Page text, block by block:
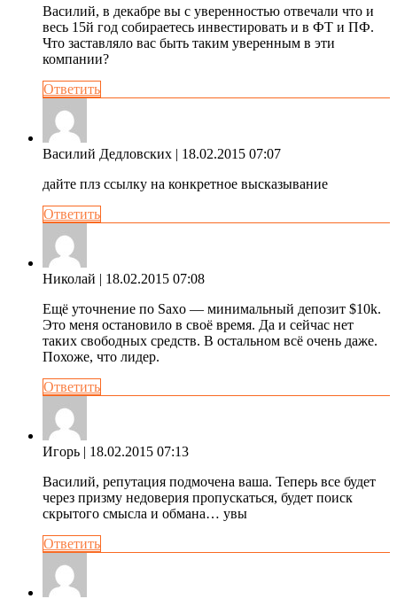
Василий, в декабре вы с уверенностью отвечали что и
весь 15й год собираетесь инвестировать и в ФТ и ПФ.
Что заставляло вас быть таким уверенным в эти
компании?
Ответить
Василий Дедловских | 18.02.2015 07:07
дайте плз ссылку на конкретное высказывание
Ответить
Николай | 18.02.2015 07:08
Ещё уточнение по Saxo — минимальный депозит $10k.
Это меня остановило в своё время. Да и сейчас нет
таких свободных средств. В остальном всё очень даже.
Похоже, что лидер.
Ответить
Игорь | 18.02.2015 07:13
Василий, репутация подмочена ваша. Теперь все будет
через призму недоверия пропускаться, будет поиск
скрытого смысла и обмана… увы
Ответить